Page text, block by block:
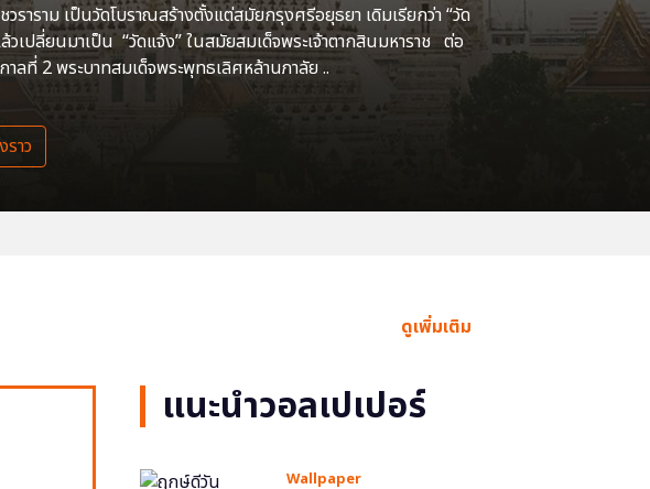
ราราม เป็นวัดโบราณสร้างตั้งแต่สมัยกรุงศรีอยุธยา เดิมเรียกว่า “วัด
วเปลี่ยนมาเป็น “วัดแจ้ง” ในสมัยสมเด็จพระเจ้าตากสินมหาราช ต่อ
าลที่ 2 พระบาทสมเด็จพระพุทธเลิศหล้านภาลัย ..
ราว
ดูเพิ่มเติม
แนะนำวอลเปเปอร์
Wallpaper